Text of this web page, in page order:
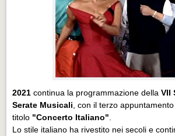
2021 continua la programmazione dellaVII
Serate Musicali , con il terzo
titolo "Concerto Italiano"
Lo stile italiano ha rivestito nei secoli e